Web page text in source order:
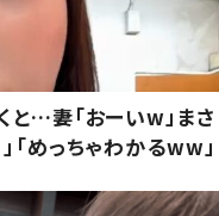
と…妻「おーいw」まさ
「めっちゃわかるww」